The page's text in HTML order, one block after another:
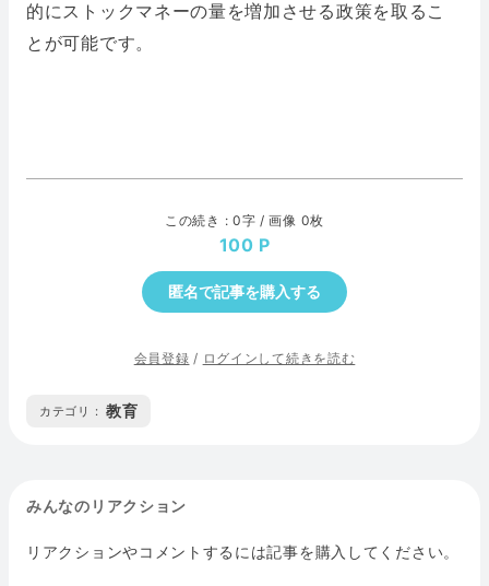
的にストックマネーの量を増加させる政策を取るこ
とが可能です。
この続き : 0字 / 画像 0枚
100
匿名で記事を購入する
会員登録 / ログインして続きを読む
カテゴリ : 教育
みんなのリアクション
リアクションやコメントするには記事を購入してください。